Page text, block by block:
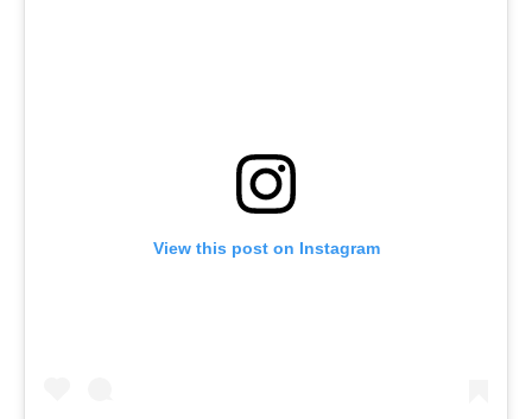
View this post on Instagram